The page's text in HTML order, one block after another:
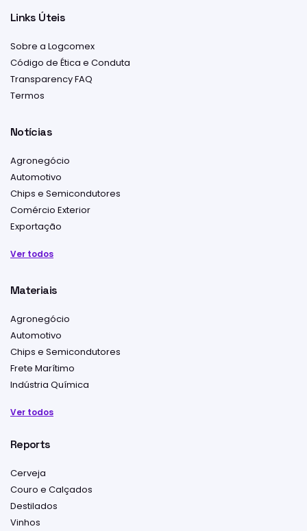
Links Úteis
Sobre a Logcomex
Código de Ética e Conduta
Transparency FAQ
Termos
Notícias
Agronegócio
Automotivo
Chips e Semicondutores
Comércio Exterior
Exportação
Ver todos
Materiais
Agronegócio
Automotivo
Chips e Semicondutores
Frete Marítimo
Indústria Química
Ver todos
Reports
Cerveja
Couro e Calçados
Destilados
Vinhos